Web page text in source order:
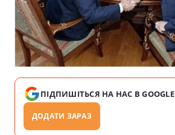
ПІДПИШІТЬСЯ НА НАС В GOOGLE
ДОДАТИ ЗАРАЗ